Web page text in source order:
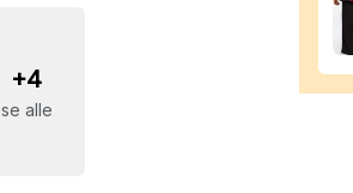
+4
se alle